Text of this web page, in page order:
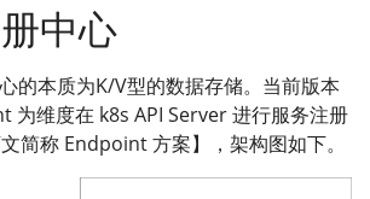
中心
的本质为K/V型的数据存储。当前版本
为维度在 k8s API Server 进行服务注册
简称 Endpoint 方案】，架构图如下。